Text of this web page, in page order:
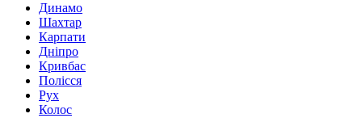
Динамо
Шахтар
Карпати
Дніпро
Кривбас
Полісся
Рух
Колос